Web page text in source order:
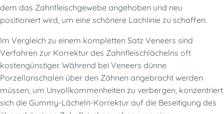
dem das Zahnfleischgewebe angehoben und neu
positioniert wird, um eine schönere Lachlinie zu schaffen.
Im Vergleich zu einem kompletten Satz Veneers sind
Verfahren zur Korrektur des Zahnfleischlächelns oft
kostengünstiger. Während bei Veneers dünne
Porzellanschalen über den Zähnen angebracht werden
müssen, um Unvollkommenheiten zu verbergen, konzentriert
sich die Gummy-Lächeln-Korrektur auf die Beseitigung des